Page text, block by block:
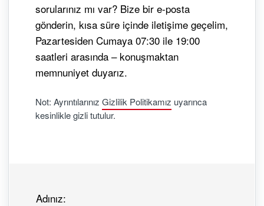
sorularınız mı var? Bize bir e-posta
gönderin, kısa süre içinde iletişime geçelim,
Pazartesiden Cumaya 07:30 ile 19:00
saatleri arasında – konuşmaktan
memnuniyet duyarız.
Not: Ayrıntılarınız Gizlilik Politikamız uyarınca
kesinlikle gizli tutulur.
Adınız: